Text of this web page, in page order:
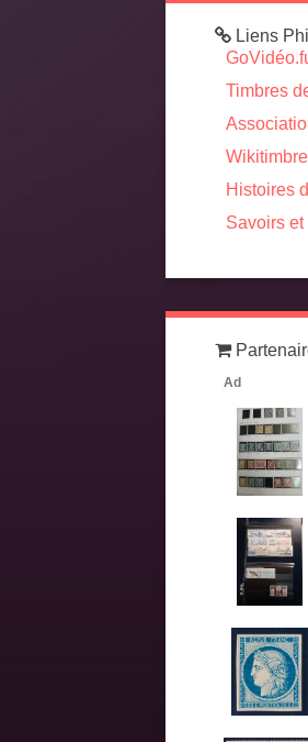
Liens
Timbres
Histoires
Savoirs